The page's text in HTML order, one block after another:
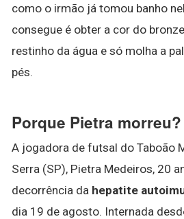
como o irmão já tomou banho
consegue é obter a cor do
restinho da água e só molha a
pés.
Porque Pietra morreu?
A jogadora de futsal do Taboão
Serra (SP), Pietra Medeiros, 20
decorrência da hepatite
dia 19 de agosto. Internada